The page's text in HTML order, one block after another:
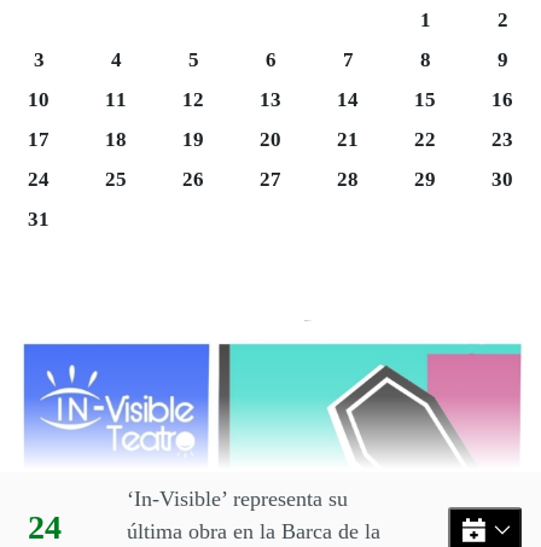
Sábado 1
1
2
Lunes 3
3 Martes 4
4 Miércoles 5
5 Jueves 6
6 Viernes 7
7 Sábado 8
8
9
Lunes 10
10 Martes 11
11 Miércoles 12
12 Jueves 13
13 Viernes 14
14 Sábado 15
15
16
Lunes 17
17 Martes 18
18 Miércoles 19
19 Jueves 20
20 Viernes 21
21 Sábado 22
22
23
24
Martes 25
25 Miércoles 26
26 Jueves 27
27 Viernes 28
28 Sábado 29
29
30
Lunes 31
31
Eventos disponibles en el
Día:
24
‘In-Visible’ representa su
última obra en la Barca de la